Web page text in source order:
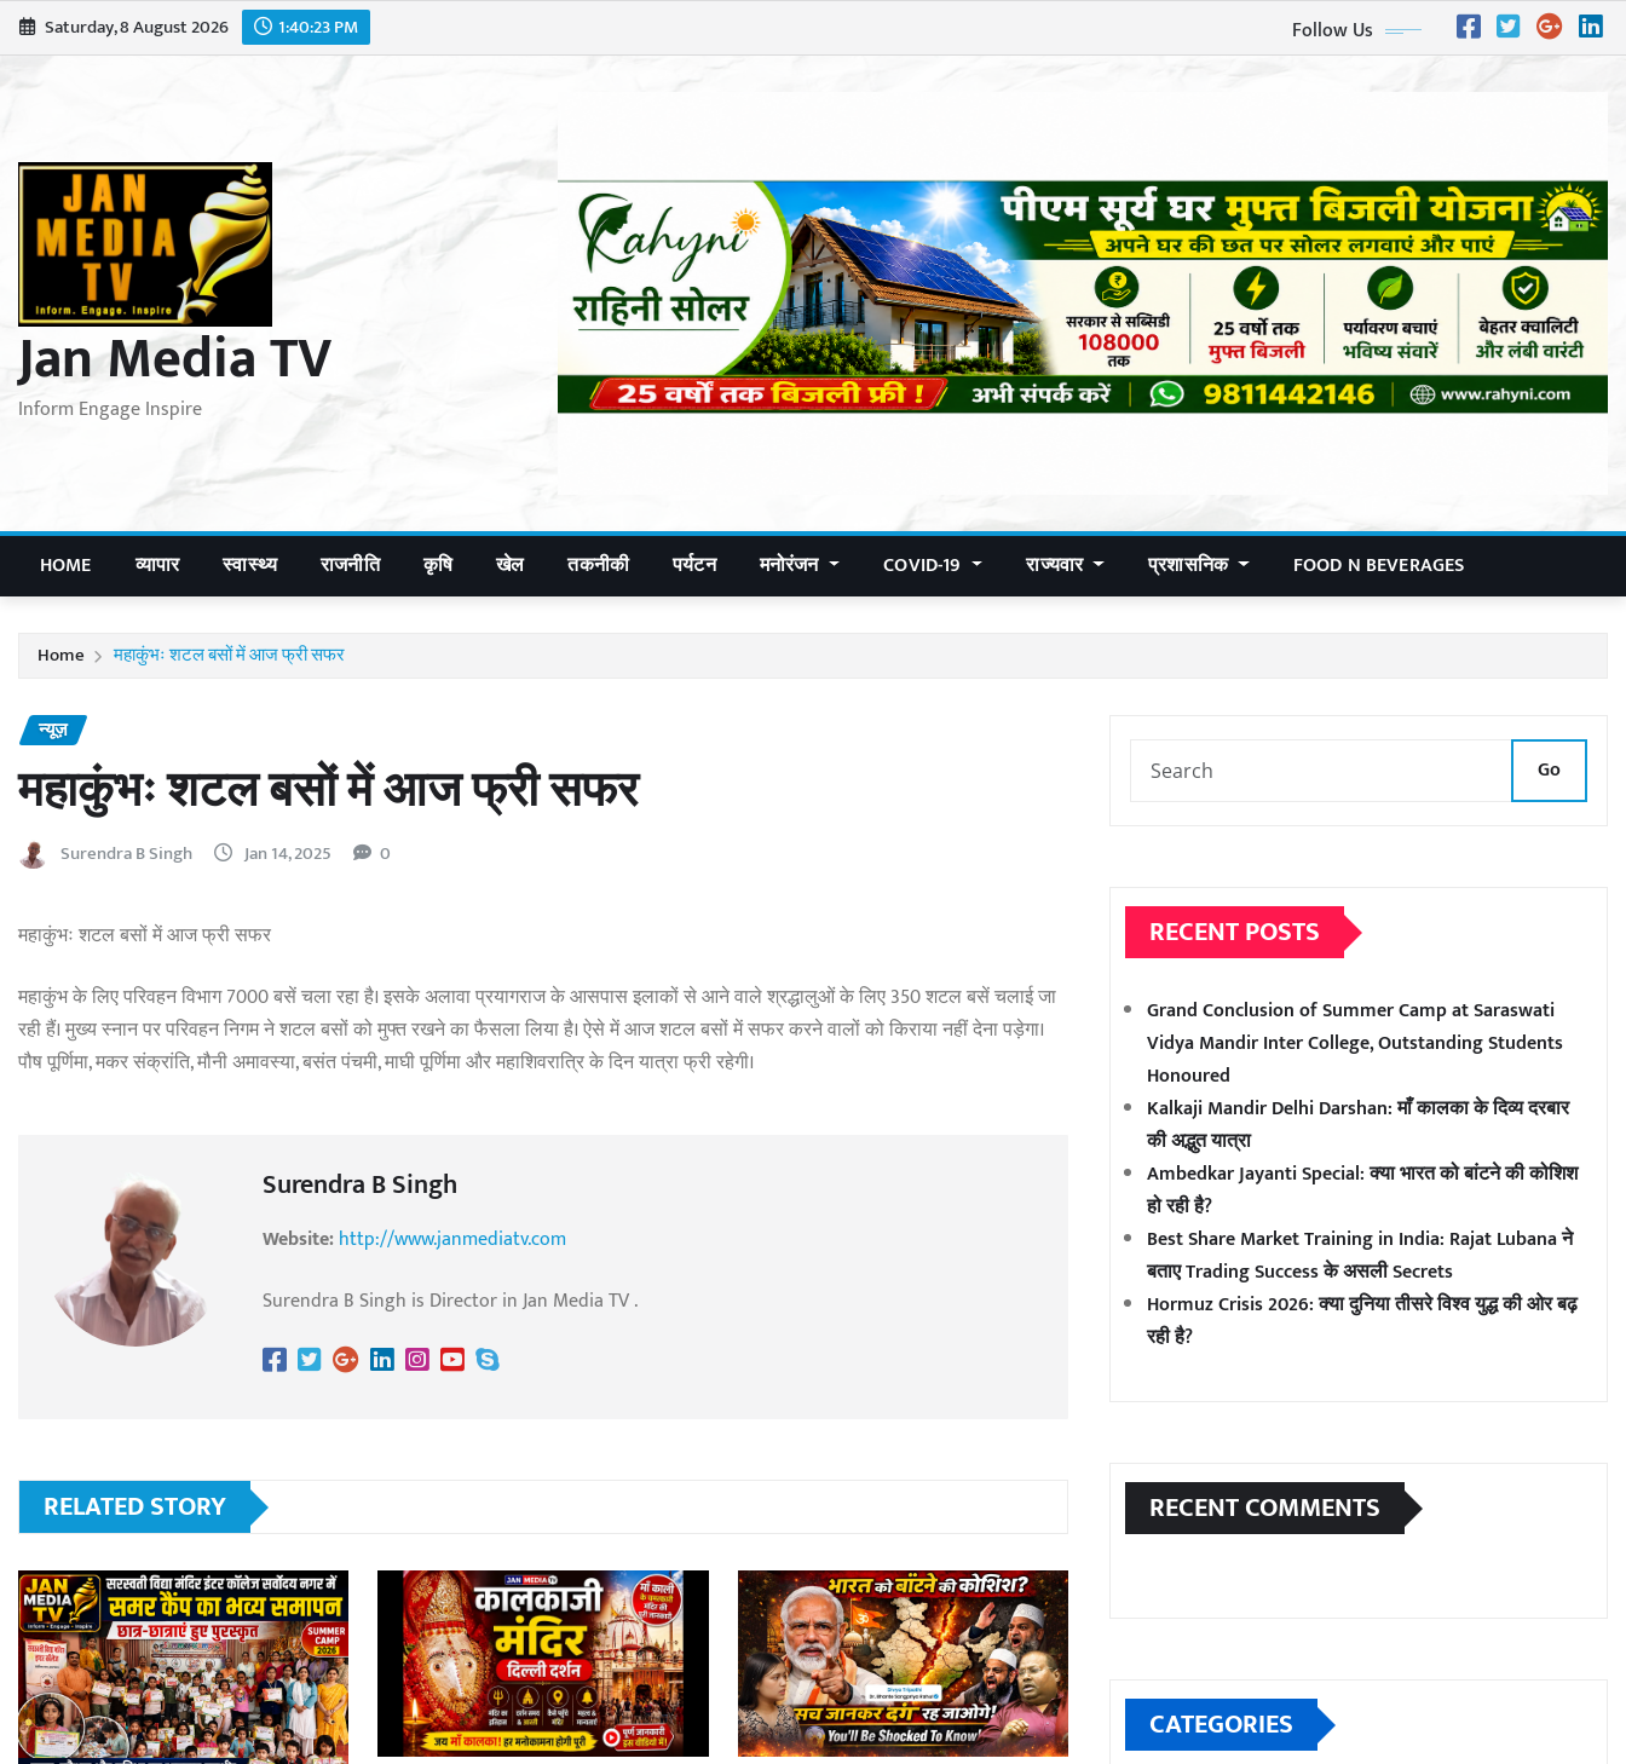
Skip
to
Saturday, 8 August 2026 1:40:25 PM Follow Us
Jan Media TV
Inform Engage Inspire
HOME व्यापार स्वास्थ्य राजनीति कृषि खेल तकनीकी पर्यटन मनोरंजन COVID-19 राज्यवार प्रशासनिक FOOD N BEVERAGES
Home महाकुंभः शटल बसों में आज फ्री सफर
न्यूज़
महाकुंभः शटल बसों में आज फ्री सफर
Surendra B Singh Jan 14, 2025 0
महाकुंभः शटल बसों में आज फ्री सफर
महाकुंभ के लिए परिवहन विभाग 7000 बसें चला रहा है। इसके अलावा प्रयागराज के आसपास इलाकों से आने वाले श्रद्धालुओं के लिए 350 शटल बसें चलाई जा
रही हैं। मुख्य स्नान पर परिवहन निगम ने शटल बसों को मुफ्त रखने का फैसला लिया है। ऐसे में आज शटल बसों में सफर करने वालों को किराया नहीं देना पड़ेगा।
पौष पूर्णिमा, मकर संक्रांति, मौनी अमावस्या, बसंत पंचमी, माघी पूर्णिमा और महाशिवरात्रि के दिन यात्रा फ्री रहेगी।
Surendra B Singh
Website:http://www.janmediatv.com
Surendra B Singh is Director in Jan Media TV .
RELATED STORY
Go
RECENT POSTS
Grand Conclusion of Summer Camp at Saraswati
Vidya Mandir Inter College, Outstanding Students
Honoured
Kalkaji Mandir Delhi Darshan: माँ कालका के दिव्य दरबार
की अद्भुत यात्रा
Ambedkar Jayanti Special: क्या भारत को बांटने की कोशिश
हो रही है?
Best Share Market Training in India: Rajat Lubana ने
बताए Trading Success के असली Secrets
Hormuz Crisis 2026: क्या दुनिया तीसरे विश्व युद्ध की ओर बढ़
रही है?
RECENT COMMENTS
CATEGORIES